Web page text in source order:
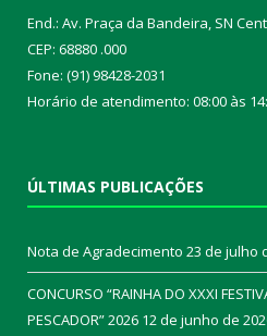
End.: Av. Praça da Bandeira, SN
CEP: 68880 .000
Fone: (91) 98428-2031
Horário de atendimento: 08:00 às
ÚLTIMAS PUBLICAÇÕES
Nota de Agradecimento 23 de julho
CONCURSO “RAINHA DO XXXI
PESCADOR” 2026 12 de junho de